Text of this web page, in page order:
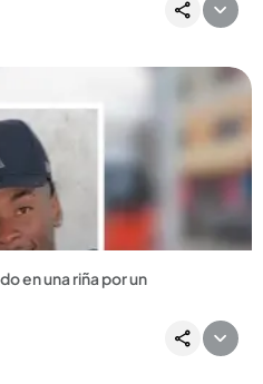
lo que fue fácil
Noticia
en una riña por un
personas que se